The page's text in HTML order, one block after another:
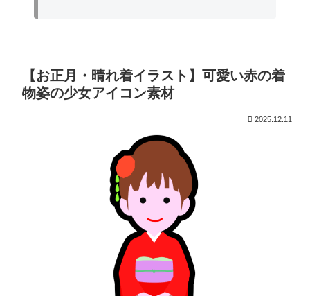
【お正月・晴れ着イラスト】可愛い赤の着
物姿の少女アイコン素材
2025.12.11